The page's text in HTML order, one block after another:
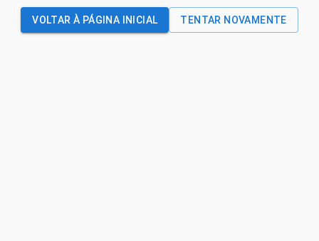
VOLTAR À PÁGINA INICIAL TENTAR NOVAMENTE